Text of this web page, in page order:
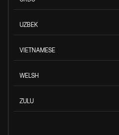
UZBEK
VIETNAMESE
WELSH
ZULU